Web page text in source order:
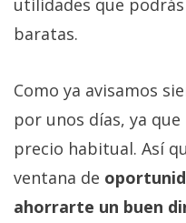
baratas.
Como ya avisamos
por unos días, ya
precio habitual. Así
ventana de
ahorrarte un buen